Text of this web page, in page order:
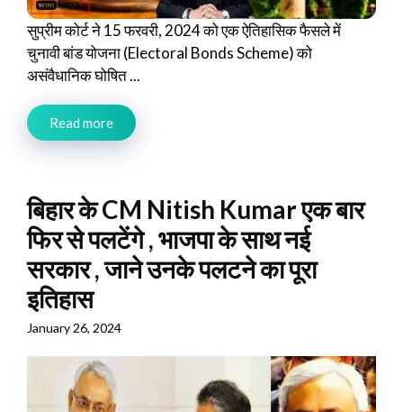
सुप्रीम कोर्ट ने 15 फरवरी, 2024 को एक ऐतिहासिक फैसले में
चुनावी बांड योजना (Electoral Bonds Scheme) को
असंवैधानिक घोषित ...
Read more
बिहार के CM Nitish Kumar एक बार
फिर से पलटेंगे , भाजपा के साथ नई
सरकार , जाने उनके पलटने का पूरा
इतिहास
January 26, 2024